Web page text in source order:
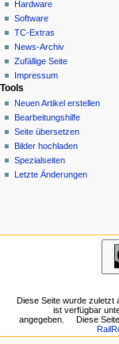
g
a
i
o
n
s
m
e
Lesen
Quelltext
anzeigen
Versionsgeschichte
Hardware
Software
TC-Extras
News-Archiv
Zufällige Seite
Impressum
Tools
Neuen Artikel erstellen
Bearbeitungshilfe
Seite übersetzen
Bilder hochladen
Spezialseiten
Letzte Änderungen
Seiten
Druckversion
Permanenter
Link
Navigation
TC-
Extras
News-
Diese Seite wurde zuletzt
ist verfügbar
angegeben.
Diese